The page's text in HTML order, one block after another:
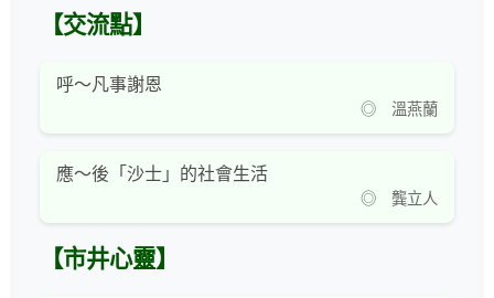
【交流點】
呼～凡事謝恩
◎ 溫燕蘭
應～後「沙士」的社會生活
◎ 龔立人
【市井心靈】